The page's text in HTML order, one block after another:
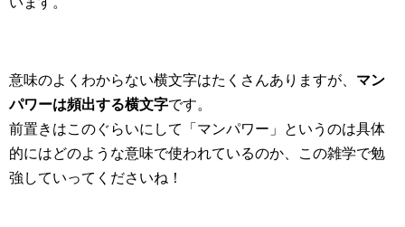
意味のよくわからない横文字はたくさんありますが、 マン
パワーは頻出する横文字です。
前置きはこのぐらいにして「マンパワー」というのは具体
的にはどのような意味で使われているのか、この雑学で勉
強していってくださいね！